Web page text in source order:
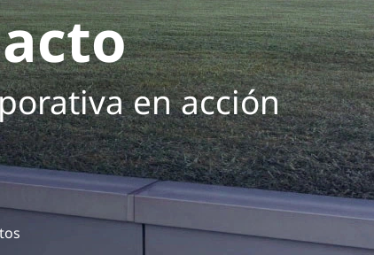
en acción